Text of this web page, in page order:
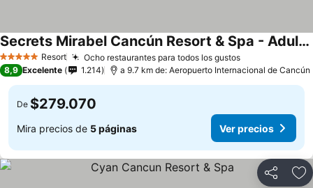
5 Estrellas Resort Ocho restaurantes para todos los gustos
Secrets Mirabel Cancún Resort & Spa - Adults Only
8,9 Excelente 1.214 a 9.7 km de: Aeropuerto Internacional de Cancún
De $279.070
Mira precios de 5 páginas Ver precios
Compartir